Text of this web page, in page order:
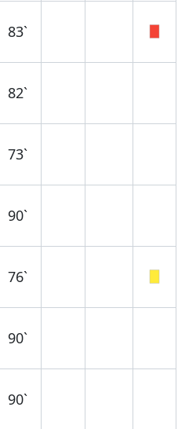
83`
82`
73`
90`
76`
90`
90`